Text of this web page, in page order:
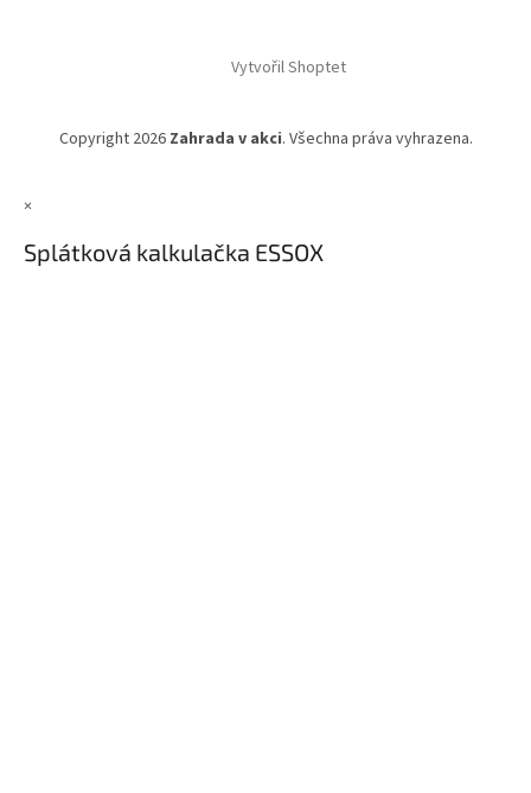
Vytvořil Shoptet
Copyright 2026 Zahrada v akci. Všechna práva vyhrazena.
×
Splátková kalkulačka ESSOX